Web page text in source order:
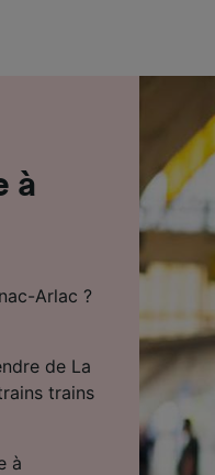
à
Arlac ?
de La
trains
à